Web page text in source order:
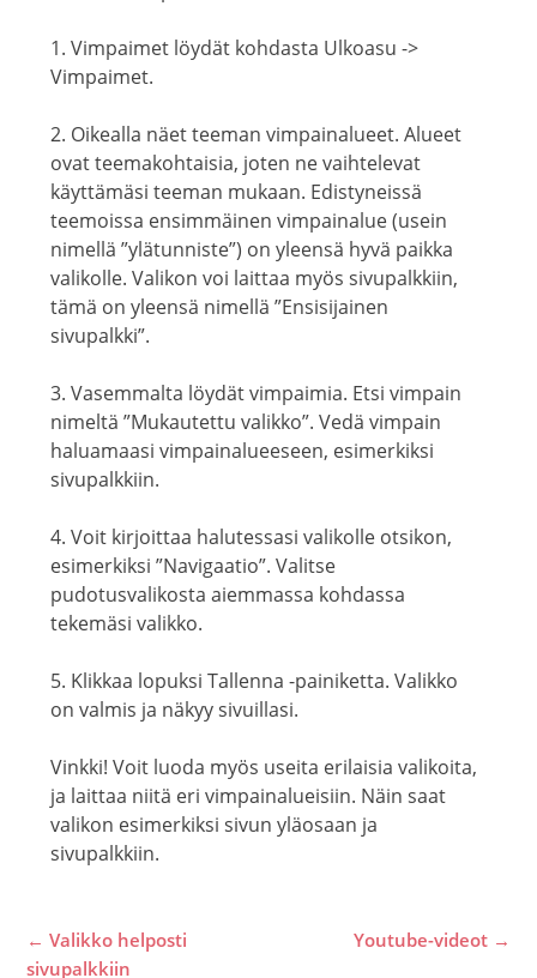
1. Vimpaimet löydät kohdasta Ulkoasu ->
Vimpaimet.
2. Oikealla näet teeman vimpainalueet. Alueet
ovat teemakohtaisia, joten ne vaihtelevat
käyttämäsi teeman mukaan. Edistyneissä
teemoissa ensimmäinen vimpainalue (usein
nimellä ”ylätunniste”) on yleensä hyvä paikka
valikolle. Valikon voi laittaa myös sivupalkkiin,
tämä on yleensä nimellä ”Ensisijainen
sivupalkki”.
3. Vasemmalta löydät vimpaimia. Etsi vimpain
nimeltä ”Mukautettu valikko”. Vedä vimpain
haluamaasi vimpainalueeseen, esimerkiksi
sivupalkkiin.
4. Voit kirjoittaa halutessasi valikolle otsikon,
esimerkiksi ”Navigaatio”. Valitse
pudotusvalikosta aiemmassa kohdassa
tekemäsi valikko.
5. Klikkaa lopuksi Tallenna -painiketta. Valikko
on valmis ja näkyy sivuillasi.
Vinkki! Voit luoda myös useita erilaisia valikoita,
ja laittaa niitä eri vimpainalueisiin. Näin saat
valikon esimerkiksi sivun yläosaan ja
sivupalkkiin.
Post
navigation
← Valikko helposti
sivupalkkiin
Youtube-videot →